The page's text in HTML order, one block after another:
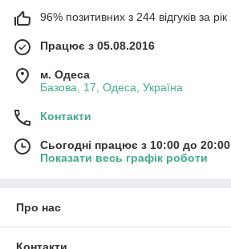
96% позитивних з 244 відгуків за рік
Працює з 05.08.2016
м. Одеса
Базова, 17, Одеса, Україна
Контакти
Сьогодні працює з 10:00 до 20:00
Показати весь графік роботи
Про нас
Контакти